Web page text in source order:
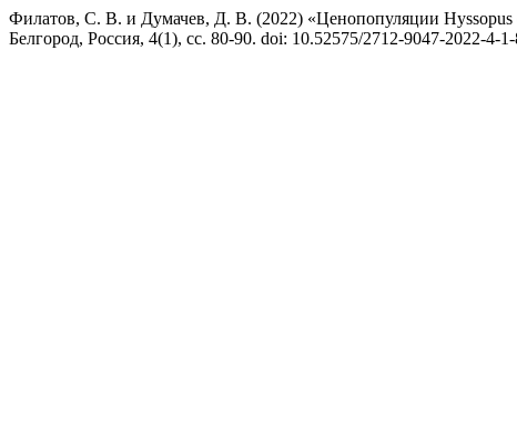
Филатов, С. В. и Думачев, Д. В. (2022) «Ценопопуляции Hyssopus
Белгород, Россия, 4(1), сс. 80-90. doi: 10.52575/2712-9047-2022-4-